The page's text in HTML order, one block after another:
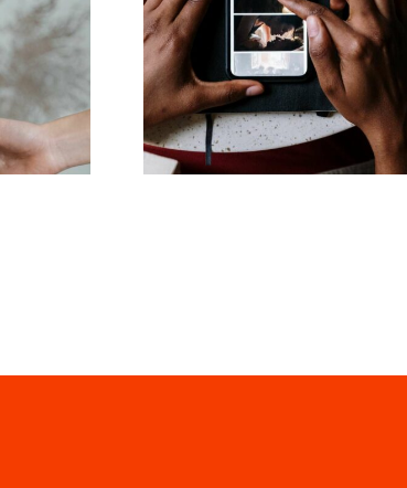
Melhores apps para
animar fotos e criar
posts envolventes no
Facebook